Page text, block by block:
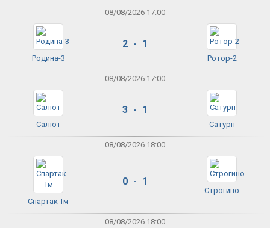
08/08/2026 17:00
Родина-3
2 - 1
Ротор-2
08/08/2026 17:00
Салют
3 - 1
Сатурн
08/08/2026 18:00
Спартак Тм
0 - 1
Строгино
08/08/2026 18:00